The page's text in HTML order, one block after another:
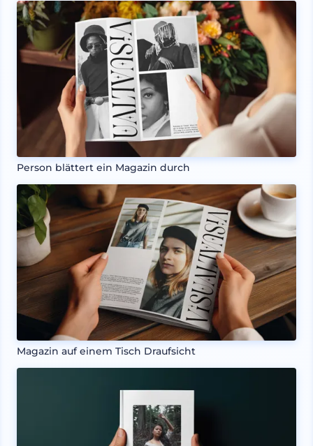
Person blättert ein Magazin durch
Magazin auf einem Tisch Draufsicht